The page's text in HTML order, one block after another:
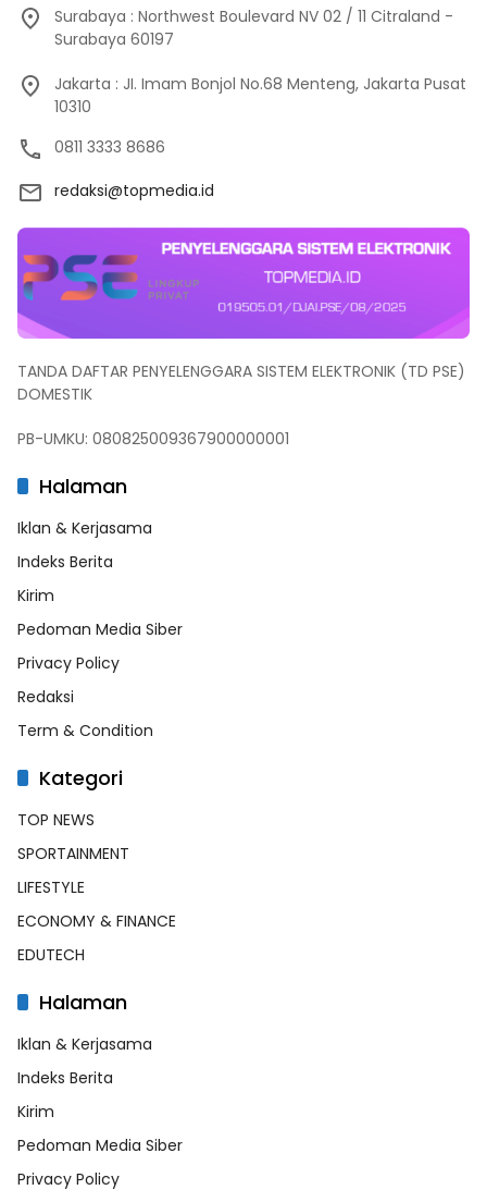
Surabaya : Northwest Boulevard NV 02 / 11 Citraland -
Surabaya 60197
Jakarta : JI. Imam Bonjol No.68 Menteng, Jakarta Pusat
10310
0811 3333 8686
redaksi@topmedia.id
TANDA DAFTAR PENYELENGGARA SISTEM ELEKTRONIK (TD PSE)
DOMESTIK
PB-UMKU: 080825009367900000001
Halaman
Iklan & Kerjasama
Indeks Berita
Kirim
Pedoman Media Siber
Privacy Policy
Redaksi
Term & Condition
Kategori
TOP NEWS
SPORTAINMENT
LIFESTYLE
ECONOMY & FINANCE
EDUTECH
Halaman
Iklan & Kerjasama
Indeks Berita
Kirim
Pedoman Media Siber
Privacy Policy